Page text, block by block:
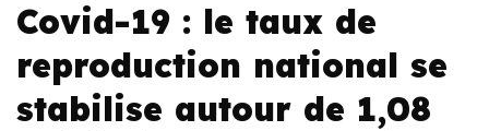
Covid-19 : le taux de
reproduction national se
stabilise autour de 1,08